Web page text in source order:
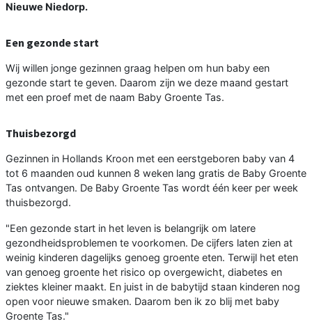
Nieuwe Niedorp.
Een gezonde start
Wij willen jonge gezinnen graag helpen om hun baby een
gezonde start te geven. Daarom zijn we deze maand gestart
met een proef met de naam Baby Groente Tas.
Thuisbezorgd
Gezinnen in Hollands Kroon met een eerstgeboren baby van 4
tot 6 maanden oud kunnen 8 weken lang gratis de Baby Groente
Tas ontvangen. De Baby Groente Tas wordt één keer per week
thuisbezorgd.
"Een gezonde start in het leven is belangrijk om latere
gezondheidsproblemen te voorkomen. De cijfers laten zien at
weinig kinderen dagelijks genoeg groente eten. Terwijl het eten
van genoeg groente het risico op overgewicht, diabetes en
ziektes kleiner maakt. En juist in de babytijd staan kinderen nog
open voor nieuwe smaken. Daarom ben ik zo blij met baby
Groente Tas."